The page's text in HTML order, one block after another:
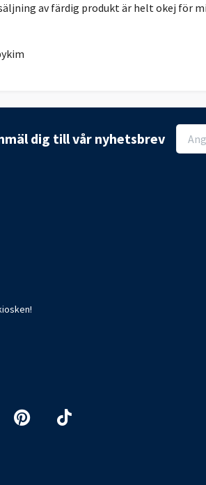
av färdig produkt är helt okej
dig till vår nyhetsbrev